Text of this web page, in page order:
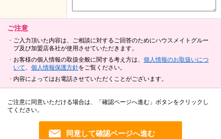
ご注意
ご入力頂いた内容は、ご相談に対するご回答のためにハウスメイトグルー
プ及び加盟店各社が使用させていただきます。
お客様の個人情報の取扱全般に関する考え方は、 個人情報のお取扱いにつ
いて
個人情報保護方針をご覧ください。
内容によってはお電話させていただくことがございます。
ご注意に同意いただける場合は、「確認ページへ進む」ボタンをクリックし
てください。